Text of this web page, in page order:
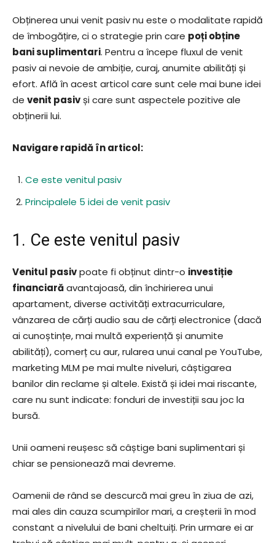
Obținerea unui venit pasiv nu este o modalitate rapidă
de îmbogățire, ci o strategie prin care poți obține
bani suplimentari. Pentru a începe fluxul de venit
pasiv ai nevoie de ambiție, curaj, anumite abilități și
efort. Află în acest articol care sunt cele mai bune idei
de venit pasivși care sunt aspectele pozitive ale
obținerii lui.
Navigare rapidă în articol:
Ce este venitul pasiv
Principalele 5 idei de venit pasiv
1. Ce este venitul pasiv
Venitul pasivpoate fi obținut dintr-o investiție
financiarăavantajoasă, din închirierea unui
apartament, diverse activități extracurriculare,
vânzarea de cărți audio sau de cărți electronice (dacă
ai cunoștințe, mai multă experiență și anumite
abilități), comerț cu aur, rularea unui canal pe YouTube,
marketing MLM pe mai multe niveluri, câștigarea
banilor din reclame și altele. Există și idei mai riscante,
care nu sunt indicate: fonduri de investiții sau joc la
bursă.
Unii oameni reușesc să câștige bani suplimentari și
chiar se pensionează mai devreme.
Oamenii de rând se descurcă mai greu în ziua de azi,
mai ales din cauza scumpirilor mari, a creșterii în mod
constant a nivelului de bani cheltuiți. Prin urmare ei ar